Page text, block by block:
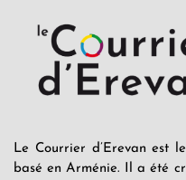
Le Courrier d’Erevan est
basé en Arménie. Il a été